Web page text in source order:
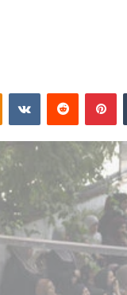
‏Tumblr بينتيريست ‏Reddit
‏VKontakte